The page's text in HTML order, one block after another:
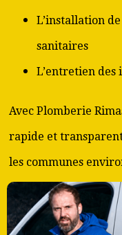
L’installation
sanitaires
L’entretien
Avec Plomberie
rapide et
les communes